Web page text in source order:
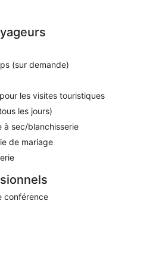
des zones fumeurs.
restaurant gastronomique propose
et sert le déjeuner et le
italienne et sert le dîner
jours.
propose des
sert le dîner. Ouvert tous les
propose des
24 h/24. Réservation obligatoire.
tous les jours.
est disponible pour des repas
(sur demande)
les visites touristiques
les jours)
à sec/blanchisserie
de mariage
conférence